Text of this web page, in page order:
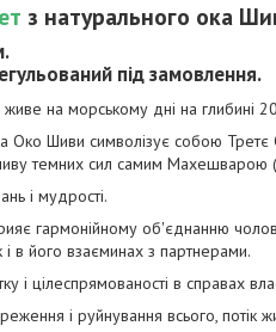
з натурального ока
під замовлення.
на морському дні на глибині 20
Око Шиви символізує собою
темних сил самим
і мудрості.
гармонійному об'єднанню
і в його взаєминах з партнерами.
і цілеспрямованості в справах
і руйнування всього, потік